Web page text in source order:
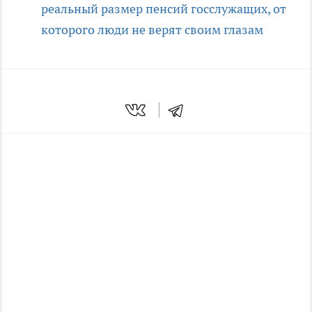
реальный размер пенсий госслужащих, от
которого люди не верят своим глазам